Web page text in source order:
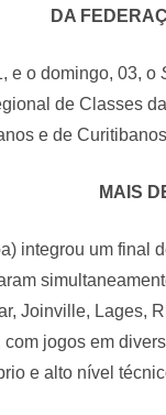
DA
e o domingo, 03, o
de Classes da
e de
MAIS
integrou um final
Joinville, Lages,
jogos em
e alto nível